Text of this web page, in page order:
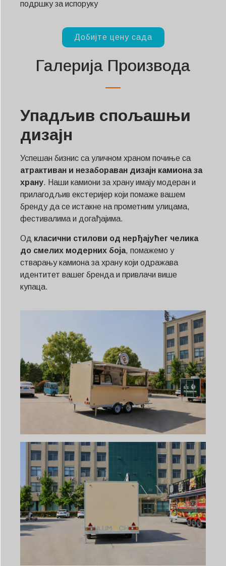
подршку за испоруку
Добијте цену сада
Галерија Производа
Упадљив спољашњи
дизајн
Успешан бизнис са уличном храном почиње са
атрактиван и незабораван дизајн камиона за
храну. Наши камиони за храну имају модеран и
прилагодљив екстеријер који помаже вашем
бренду да се истакне на прометним улицама,
фестивалима и догађајима.
Од класични стилови од нерђајућег челика
до смелих модерних боја, помажемо у
стварању камиона за храну који одражава
идентитет вашег бренда и привлачи више
купаца.